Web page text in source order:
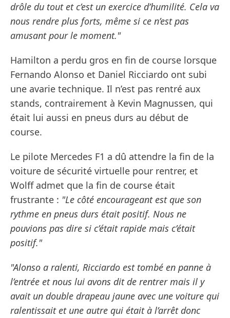
drôle du tout et c’est un exercice d’humilité. Cela va
nous rendre plus forts, même si ce n’est pas
amusant pour le moment."
Hamilton a perdu gros en fin de course lorsque
Fernando Alonso et Daniel Ricciardo ont subi
une avarie technique. Il n’est pas rentré aux
stands, contrairement à Kevin Magnussen, qui
était lui aussi en pneus durs au début de
course.
Le pilote Mercedes F1 a dû attendre la fin de la
voiture de sécurité virtuelle pour rentrer, et
Wolff admet que la fin de course était
frustrante : "Le côté encourageant est que son
rythme en pneus durs était positif. Nous ne
pouvions pas dire si c’était rapide mais c’était
positif."
"Alonso a ralenti, Ricciardo est tombé en panne à
l’entrée et nous lui avons dit de rentrer mais il y
avait un double drapeau jaune avec une voiture qui
ralentissait et une autre qui était à l’arrêt donc